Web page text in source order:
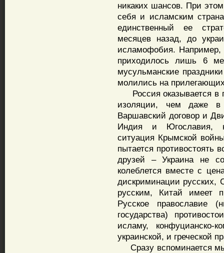
никаких шансов. При
себя и исламским
единственный ее
месяцев назад, до
исламофобия.
приходилось лишь 6
мусульманские
молились на
Россия оказывается в
изоляции, чем даже в
Варшавский договор и
Индия и Югославия,
ситуация Крымской
пытается противостоять
друзей – Украина не
колеблется вместе с
дискриминации русских,
русским, Китай имеет
Русское православие
государства)
исламу,
украинской, и греческой
Сразу вспоминается